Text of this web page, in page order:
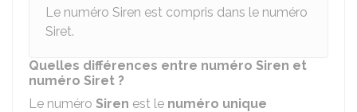
Le numéro Siren est compris dans le numéro
Siret.
Quelles différences entre numéro Siren et
numéro Siret ?
Le numéro Siren est le numéro unique